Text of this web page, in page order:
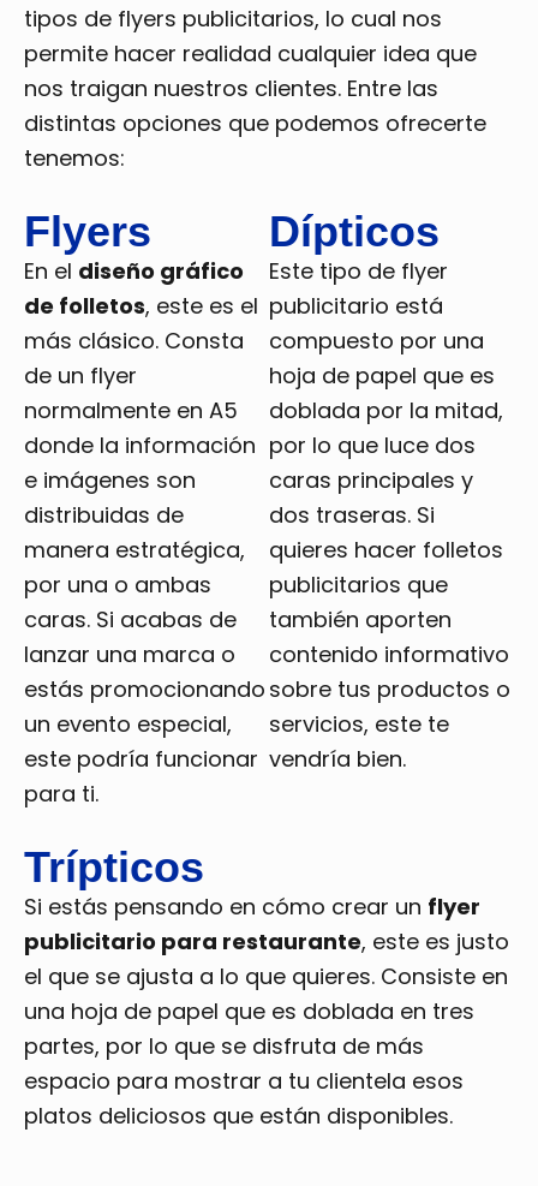
tipos de flyers publicitarios, lo cual nos
permite hacer realidad cualquier idea que
nos traigan nuestros clientes. Entre las
distintas opciones que podemos ofrecerte
tenemos:
Flyers
En el diseño gráfico
de folletos, este es el
más clásico. Consta
de un flyer
normalmente en A5
donde la información
e imágenes son
distribuidas de
manera estratégica,
por una o ambas
caras. Si acabas de
lanzar una marca o
estás promocionando
un evento especial,
este podría funcionar
para ti.
Dípticos
Este tipo de flyer
publicitario está
compuesto por una
hoja de papel que es
doblada por la mitad,
por lo que luce dos
caras principales y
dos traseras. Si
quieres hacer folletos
publicitarios que
también aporten
contenido informativo
sobre tus productos o
servicios, este te
vendría bien.
Trípticos
Si estás pensando en cómo crear un flyer
publicitario para restaurante, este es justo
el que se ajusta a lo que quieres. Consiste en
una hoja de papel que es doblada en tres
partes, por lo que se disfruta de más
espacio para mostrar a tu clientela esos
platos deliciosos que están disponibles.